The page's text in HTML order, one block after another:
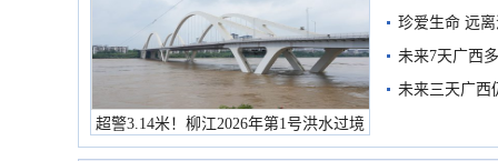
超警3.14米！柳江2026年第1号洪水过境
市民在堤岸见证汛况
珍爱生命 远
未来7天广西
未来三天广西